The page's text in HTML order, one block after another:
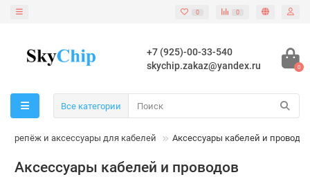
0 0
+7 (925)-00-33-540
skychip.zakaz@yandex.ru
0
Все категории
Крепёж и аксессуары для кабелей Аксессуары кабелей и проводов
Аксессуары кабелей и проводов